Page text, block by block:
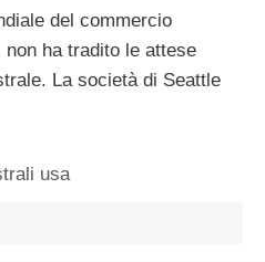
del commercio
ha tradito le attese
La società di Seattle
usa